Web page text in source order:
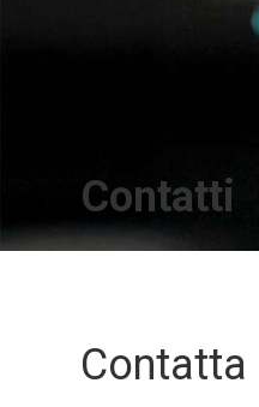
Contatti
Contatta